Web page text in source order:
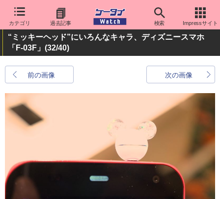
カテゴリ 過去記事 検索 Impressサイト
“ミッキーヘッド”にいろんなキャラ、ディズニースマホ
「F-03F」 (32/40)
前の画像 次の画像